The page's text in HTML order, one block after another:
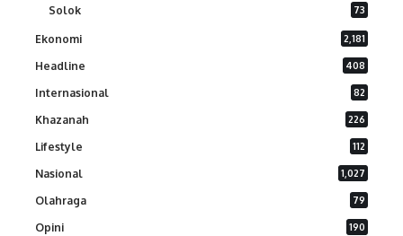
Solok 73
Ekonomi 2,181
Headline 408
Internasional 82
Khazanah 226
Lifestyle 112
Nasional 1,027
Olahraga 79
Opini 190